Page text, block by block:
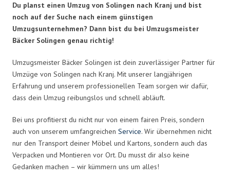
Du planst einen Umzug von Solingen nach Kranj und bist
noch auf der Suche nach einem günstigen
Umzugsunternehmen? Dann bist du bei Umzugsmeister
Bäcker Solingen genau richtig!
Umzugsmeister Bäcker Solingen ist dein zuverlässiger Partner für
Umzüge von Solingen nach Kranj. Mit unserer langjährigen
Erfahrung und unserem professionellen Team sorgen wir dafür,
dass dein Umzug reibungslos und schnell abläuft.
Bei uns profitierst du nicht nur von einem fairen Preis, sondern
auch von unserem umfangreichen Service. Wir übernehmen nicht
nur den Transport deiner Möbel und Kartons, sondern auch das
Verpacken und Montieren vor Ort. Du musst dir also keine
Gedanken machen – wir kümmern uns um alles!